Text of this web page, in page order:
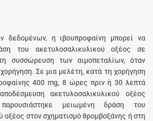
δεδομένων, η ιβουπροφαίνη μπορεί να
του ακετυλοσαλικυλικού οξέος σε
συσσώρευση των αιμοπεταλίων, όταν
Σε μια μελέτη, κατά τη χορήγηση
400 mg, 8 ώρες πριν ή 30 λεπτά
ακετυλοσαλικυλικού οξέος
μειωμένη δράση του
οξέος στον σχηματισμό θρομβοξάνης ή στη